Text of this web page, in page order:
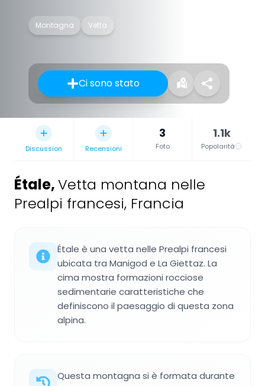
Montagna Vetta
Ci sono stato
Discussion Recensioni
3
Foto
1.1k
Popolarità
Étale,Vetta montana nelle
Prealpi francesi, Francia
Étale è una vetta nelle Prealpi francesi
ubicata tra Manigod e La Giettaz. La
cima mostra formazioni rocciose
sedimentarie caratteristiche che
definiscono il paesaggio di questa zona
alpina.
Questa montagna si è formata durante